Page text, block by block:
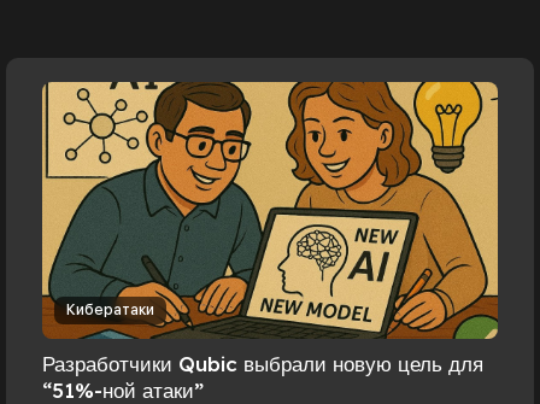
Кибератаки
Разработчики Qubic выбрали новую цель для
“51%-ной атаки”